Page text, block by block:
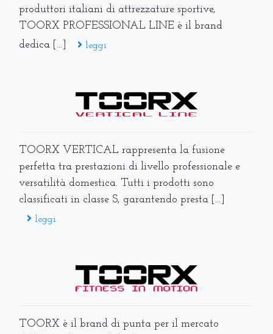
produttori italiani di attrezzature sportive,
TOORX PROFESSIONAL LINE è il brand
dedica [...]
leggi
TOORX VERTICAL rappresenta la fusione
perfetta tra prestazioni di livello professionale e
versatilità domestica. Tutti i prodotti sono
classificati in classe S, garantendo presta [...]
leggi
TOORX è il brand di punta per il mercato